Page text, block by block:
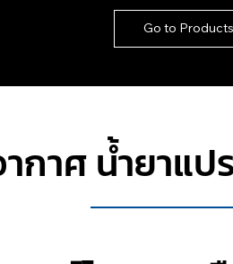
กาศ น้ำยาแ
Go to Products